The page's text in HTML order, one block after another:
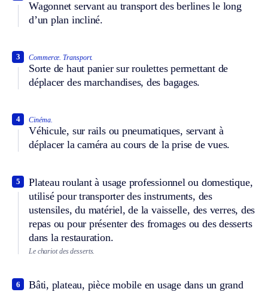
Wagonnet servant au transport des berlines le long
d’un plan incliné.
Commerce. Transport.
Sorte de haut panier sur roulettes permettant de
déplacer des marchandises, des bagages.
3
Cinéma.
Véhicule, sur rails ou pneumatiques, servant à
déplacer la caméra au cours de la prise de vues.
4
Plateau roulant à usage professionnel ou domestique,
utilisé pour transporter des instruments, des
ustensiles, du matériel, de la vaisselle, des verres, des
repas ou pour présenter des fromages ou des desserts
dans la restauration.
5
Le chariot des desserts.
Bâti, plateau, pièce mobile en usage dans un grand
6